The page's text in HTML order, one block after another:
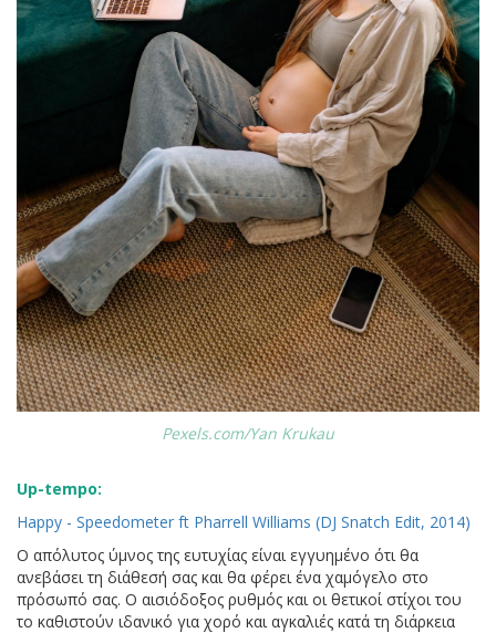
Pexels.com/Yan Krukau
Up-tempo:
Happy - Speedometer ft Pharrell Williams (DJ Snatch Εdit, 2014)
Ο απόλυτος ύμνος της ευτυχίας είναι εγγυημένο ότι θα
ανεβάσει τη διάθεσή σας και θα φέρει ένα χαμόγελο στο
πρόσωπό σας. Ο αισιόδοξος ρυθμός και οι θετικοί στίχοι του
το καθιστούν ιδανικό για χορό και αγκαλιές κατά τη διάρκεια